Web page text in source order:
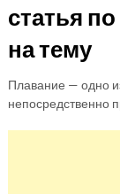
статья
на тему
Плавание — одно
непосредственно